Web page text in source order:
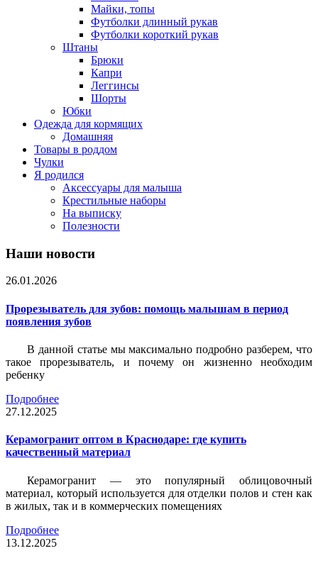
Майки, топы
Футболки длинный рукав
Футболки короткий рукав
Штаны
Брюки
Капри
Леггинсы
Шорты
Юбки
Одежда для кормящих
Домашняя
Товары в роддом
Чулки
Я родился
Аксессуары для малыша
Крестильные наборы
На выписку
Полезности
Наши новости
26.01.2026
Прорезыватель для зубов: помощь малышам в период
появления зубов
В данной статье мы максимально подробно разберем, что
такое прорезыватель, и почему он жизненно необходим
ребенку
Подробнее
27.12.2025
Керамогранит оптом в Краснодаре: где купить
качественный материал
Керамогранит — это популярный облицовочный
материал, который используется для отделки полов и стен как
в жилых, так и в коммерческих помещениях
Подробнее
13.12.2025